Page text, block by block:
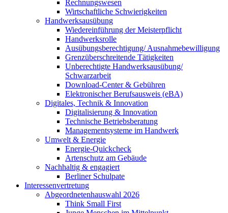
Rechnungswesen
Wirtschaftliche Schwierigkeiten
Handwerksausübung
Wiedereinführung der Meisterpflicht
Handwerksrolle
Ausübungsberechtigung/ Ausnahmebewilligung
Grenzüberschreitende Tätigkeiten
Unberechtigte Handwerksausübung/
Schwarzarbeit
Download-Center & Gebühren
Elektronischer Berufsausweis (eBA)
Digitales, Technik & Innovation
Digitalisierung & Innovation
Technische Betriebsberatung
Managementsysteme im Handwerk
Umwelt & Energie
Energie-Quickcheck
Artenschutz am Gebäude
Nachhaltig & engagiert
Berliner Schulpate
Interessenvertretung
Abgeordnetenhauswahl 2026
Think Small First